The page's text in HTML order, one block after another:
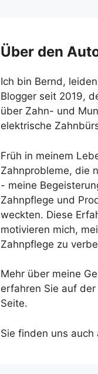
Über den
Ich bin Bernd,
Blogger seit 2019,
über Zahn- und
elektrische
Früh in meinem
Zahnprobleme, die
- meine
Zahnpflege und
weckten. Diese
motivieren mich,
Zahnpflege zu
Mehr über meine
erfahren Sie auf der
Seite.
Sie finden uns auch